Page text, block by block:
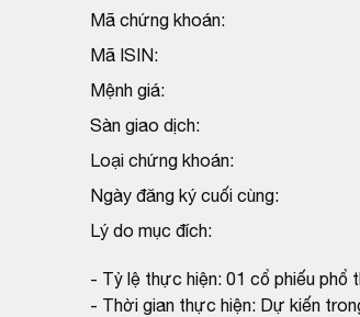
Mã chứng khoán:
Mã ISIN:
Mệnh giá:
Sàn giao dịch:
Loại chứng khoán:
Ngày đăng ký cuối cùng:
Lý do mục đích:
- Tỷ lệ thực hiện: 01 cổ phiếu phổ
- Thời gian thực hiện: Dự kiến